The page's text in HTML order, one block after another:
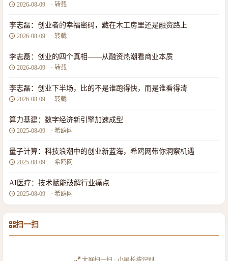
2026-08-09 · 转载
李志磊：创业者的幸福密码，藏在木工房里还是融资路上
2026-08-09 · 转载
李志磊：创业的四个真相——从融资热潮看商业本质
2026-08-09 · 转载
李志磊：创业下半场，比的不是谁跑得快，而是谁看得清
2026-08-09 · 转载
算力基建：数字经济新引擎加速成型
2025-08-09 · 希鸥网
量子计算：科技浪潮中的创业新蓝海，希鸥网带你洞察机遇
2025-08-09 · 希鸥网
AI医疗：技术赋能破解行业痛点
2025-08-09 · 希鸥网
扫一扫